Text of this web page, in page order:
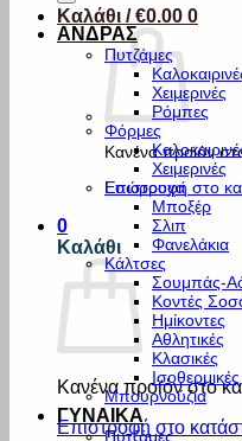
Καλάθι /€0.00 0
Κανένα προϊόν
Επιστροφή στο
0
Καλάθι
Κανένα προϊόν στο
Επιστροφή στο
ΑΝΔΡΑΣ
Πυτζάμες
Χειμερινές
Ρόμπες
Φόρμες
Χειμερινές
Εσώρουχα
Μποξέρ
Σλιπ
Φανελάκια
Κάλτσες
Σουμπάς-
Κοντές
Ημίκοντες
Αθλητικές
Κλασικές
Ισοθερμικές
Μπουρνούζια
ΓΥΝΑΙΚΑ
Πυτζάμες